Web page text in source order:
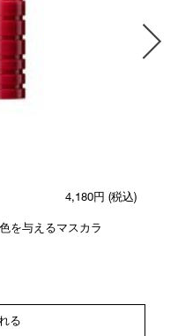
4,180円 (税込)
を与えるマスカラ
る